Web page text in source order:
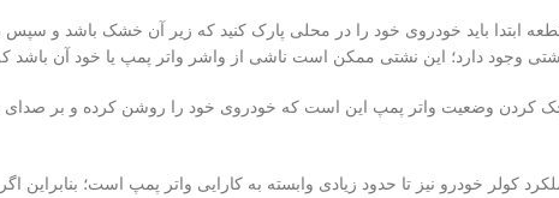
ابتدا باید خودروی خود را در محلی پارک کنید که زیر آن خشک باشد
دارد؛ این نشتی ممکن است ناشی از واشر واتر پمپ یا خود آن باشد که
چک کردن وضعیت واتر پمپ این است که خودروی خود را روشن کرده و بر
کولر خودرو نیز تا حدود زیادی وابسته به کارایی واتر پمپ است؛